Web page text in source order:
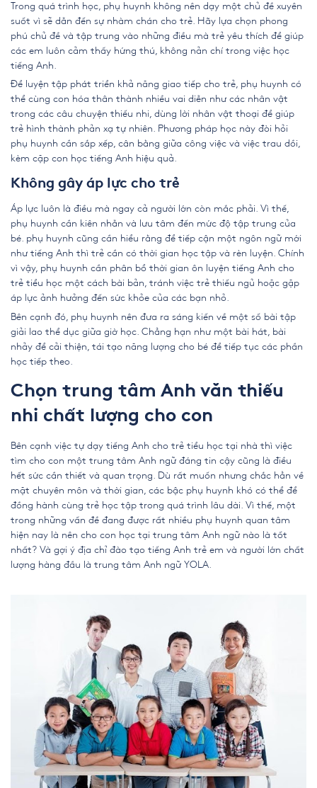
Trong quá trình học, phụ huynh không nên dạy một chủ đề xuyên
suốt vì sẽ dẫn đến sự nhàm chán cho trẻ. Hãy lựa chọn phong
phú chủ đề và tập trung vào những điều mà trẻ yêu thích để giúp
các em luôn cảm thấy hứng thú, không nản chí trong việc học
tiếng Anh.
Để luyện tập phát triển khả năng giao tiếp cho trẻ, phụ huynh có
thể cùng con hóa thân thành nhiều vai diễn như các nhân vật
trong các câu chuyện thiếu nhi, dùng lời nhân vật thoại để giúp
trẻ hình thành phản xạ tự nhiên. Phương pháp học này đòi hỏi
phụ huynh cần sắp xếp, cân bằng giữa công việc và việc trau dồi,
kèm cặp con học tiếng Anh hiệu quả.
Không gây áp lực cho trẻ
Áp lực luôn là điều mà ngay cả người lớn còn mắc phải. Vì thế,
phụ huynh cần kiên nhẫn và lưu tâm đến mức độ tập trung của
bé. phụ huynh cũng cần hiểu rằng để tiếp cận một ngôn ngữ mới
như tiếng Anh thì trẻ cần có thời gian học tập và rèn luyện. Chính
vì vậy, phụ huynh cần phân bổ thời gian ôn luyện tiếng Anh cho
trẻ tiểu học một cách bài bản, tránh việc trẻ thiếu ngủ hoặc gặp
áp lực ảnh hưởng đến sức khỏe của các bạn nhỏ.
Bên cạnh đó, phụ huynh nên đưa ra sáng kiến về một số bài tập
giải lao thể dục giữa giờ học. Chẳng hạn như một bài hát, bài
nhảy để cải thiện, tái tạo năng lượng cho bé để tiếp tục các phần
học tiếp theo.
Chọn trung tâm Anh văn thiếu
nhi chất lượng cho con
Bên cạnh việc tự dạy tiếng Anh cho trẻ tiểu học tại nhà thì việc
tìm cho con một trung tâm Anh ngữ đáng tin cậy cũng là điều
hết sức cần thiết và quan trọng. Dù rất muốn nhưng chắc hẳn về
mặt chuyên môn và thời gian, các bậc phụ huynh khó có thể để
đồng hành cùng trẻ học tập trong quá trình lâu dài. Vì thế, một
trong những vấn đề đang được rất nhiều phụ huynh quan tâm
hiện nay là nên cho con học tại trung tâm Anh ngữ nào là tốt
nhất? Và gợi ý địa chỉ đào tạo tiếng Anh trẻ em và người lớn chất
lượng hàng đầu là trung tâm Anh ngữ YOLA.